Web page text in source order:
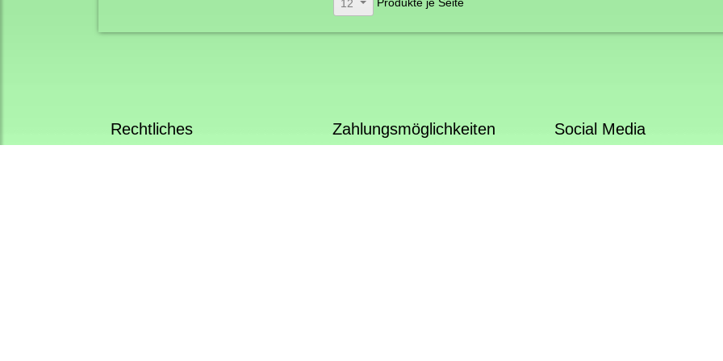
12
Rechtliches Zahlungsmöglichkeiten Social Media